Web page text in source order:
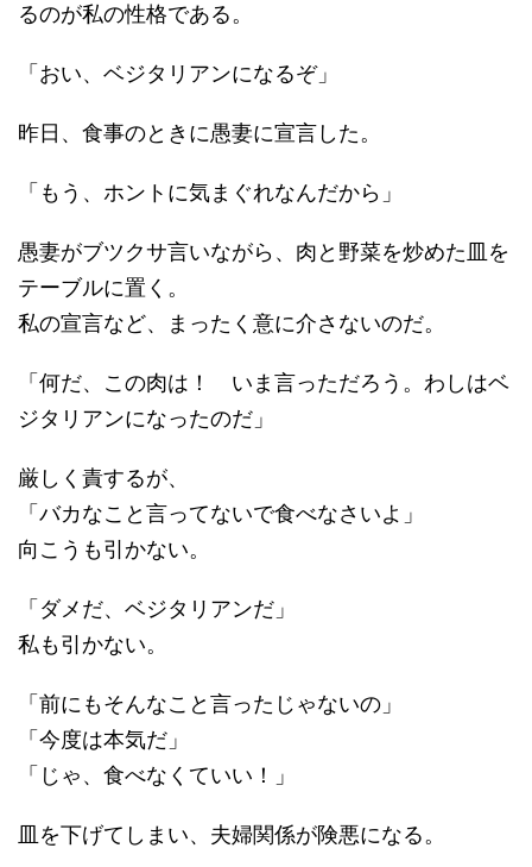
るのが私の性格である。
「おい、ベジタリアンになるぞ」
昨日、食事のときに愚妻に宣言した。
「もう、ホントに気まぐれなんだから」
愚妻がブツクサ言いながら、肉と野菜を炒めた皿を
テーブルに置く。
私の宣言など、まったく意に介さないのだ。
「何だ、この肉は！ いま言っただろう。わしはベ
ジタリアンになったのだ」
厳しく責するが、
「バカなこと言ってないで食べなさいよ」
向こうも引かない。
「ダメだ、ベジタリアンだ」
私も引かない。
「前にもそんなこと言ったじゃないの」
「今度は本気だ」
「じゃ、食べなくていい！」
皿を下げてしまい、夫婦関係が険悪になる。